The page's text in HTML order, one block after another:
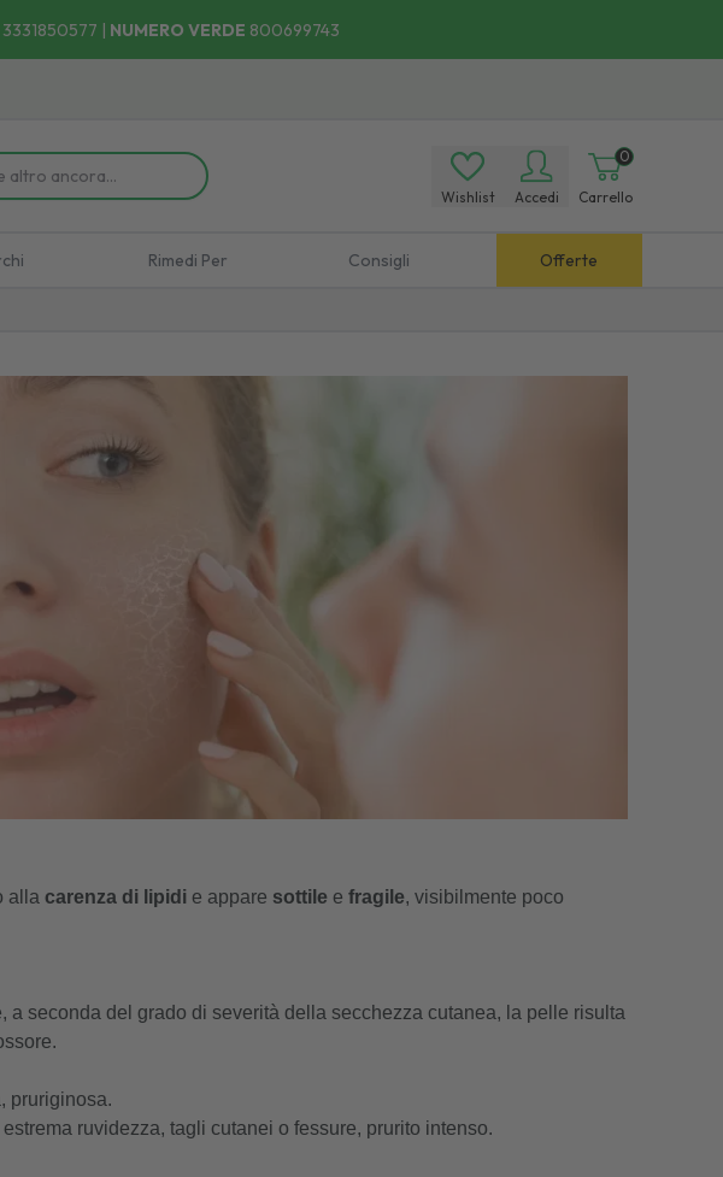
3331850577 | NUMERO VERDE 800699743
Wishlist Accedi
0
Carrello
Rimedi Per Consigli Offerte
alla carenza di lipidi e appare sottile e fragile, visibilmente poco
a seconda del grado di severità della secchezza cutanea, la pelle risulta
pruriginosa.
ruvidezza, tagli cutanei o fessure, prurito intenso.